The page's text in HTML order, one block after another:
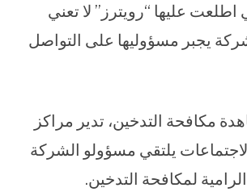
عليها “رويترز” لا تعني
يجبر مسؤوليها على التواصل
مكافحة التدخين، تدير مراكز
يلتقي مسؤولو الشركة
لمكافحة التدخين.